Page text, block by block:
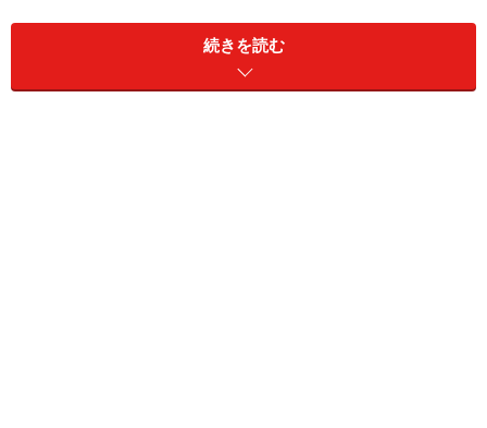
※配置方法を指定するスタイルシートを使えばTABLEを使わなくても
様々な構造を実現できますが、2001年10月現在ではサポートしていな
続きを読む